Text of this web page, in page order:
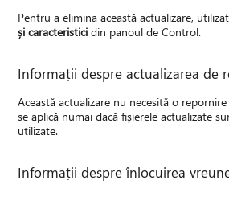
Pentru a elimina această actualizare,
și caracteristici din panoul de Control.
Informații despre actualizarea de
Această actualizare nu necesită o
se aplică numai dacă fișierele actualizate
utilizate.
Informații despre înlocuirea